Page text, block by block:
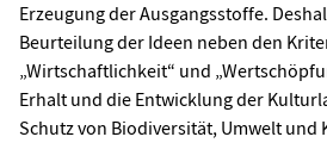
Erzeugung der Ausgangsstoffe.
Beurteilung der Ideen neben den
„Wirtschaftlichkeit“ und
Erhalt und die Entwicklung der
Schutz von Biodiversität, Umwelt und